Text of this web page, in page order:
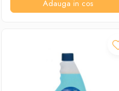
Adauga in cos